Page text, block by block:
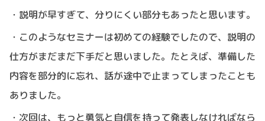
・説明が早すぎて、分りにくい部分もあったと思います。
・このようなセミナーは初めての経験でしたので、説明の
仕方がまだまだ下手だと思いました。たとえば、準備した
内容を部分的に忘れ、話が途中で止まってしまったことも
ありました。
・次回は、もっと勇気と自信を持って発表しなければなら